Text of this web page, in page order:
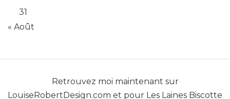
31
« Août
Retrouvez moi maintenant sur
LouiseRobertDesign.com et pour Les Laines Biscotte